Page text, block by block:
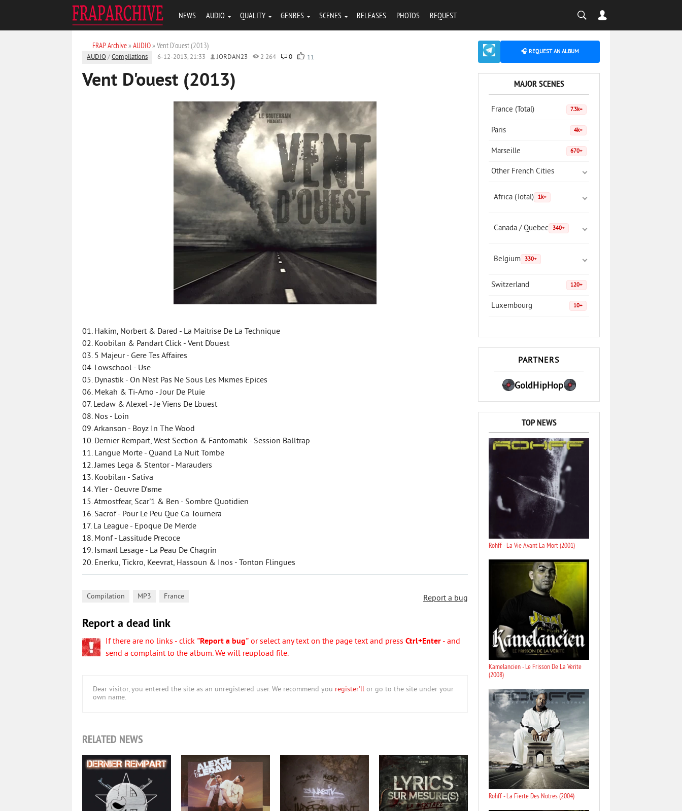
NEWS AUDIO QUALITY GENRES SCENES RELEASES PHOTOS REQUEST
FRAP Archive» AUDIO» Vent D'ouest (2013)
AUDIO /Compilations 6-12-2013, 21:33 JORDAN23 2 264 0 11
Vent D'ouest (2013)
01. Hakim, Norbert & Dared - La Maitrise De La Technique
02. Koobilaп & Pandart Click - Vent D'ouest
03. 5 Majeur - Gere Tes Affaires
04. Lowschool - Use
05. Dynastik - On N'est Pas Ne Sous Les Mкmes Epices
06. Mekah & Ti-Amo - Jour De Pluie
07. Ledaw & Alexel - Je Viens De L'ouest
08. Nos - Loin
09. Arkanson - Boyz In The Wood
10. Dernier Rempart, West Section & Fantomatik - Session Balltrap
11. Langue Morte - Quand La Nuit Tombe
12. James Lega & Stentor - Marauders
13. Koobilaп - Sativa
14. Yler - Oeuvre D'вme
15. Atmostfear, Scar'1 & Ben - Sombre Quotidien
16. Sacrof - Pour Le Peu Que Ca Tournera
17. La League - Epoque De Merde
18. Monf - Lassitude Precoce
19. Ismaлl Lesage - La Peau De Chagrin
20. Enerku, Tickro, Keevrat, Hassoun & Inos - Tonton Flingues
Report a bug
Compilation MP3 France
Report a dead link
If there are no links - click "Report a bug" or select any text on the page text and press Ctrl+Enter - and
send a complaint to the album. We will reupload file.
Dear visitor, you entered the site as an unregistered user. We recommend you register'll or go to the site under your
own name.
RELATED NEWS
🎧 REQUEST AN ALBUM
MAJOR SCENES
France (Total) 7.3k+
Paris 4k+
Marseille 670+
Other French Cities
Africa (Total) 1k+
Canada / Quebec 340+
Belgium 330+
Switzerland 120+
Luxembourg 10+
PARTNERS
GoldHipHop
TOP NEWS
Rohff - La Vie Avant La Mort (2001)
Kamelancien - Le Frisson De La Verite
(2008)
Rohff - La Fierte Des Notres (2004)